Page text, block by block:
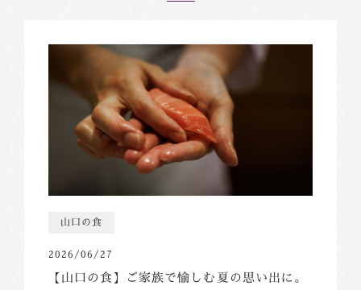
山口の食
2026/06/27
【山口の食】ご家族で愉しむ夏の思い出に。